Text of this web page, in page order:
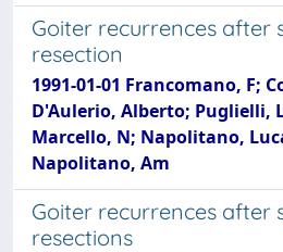
Goiter recurrences after
resection
1991-01-01 Francomano, F;
D'Aulerio, Alberto; Puglielli,
Marcello, N; Napolitano,
Napolitano, Am
Goiter recurrences after
resections